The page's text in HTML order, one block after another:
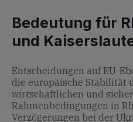
Bedeutung für
und
Entscheidungen auf EU-
die europäische Stabilität
wirtschaftlichen und
Rahmenbedingungen in
Verzögerungen bei der